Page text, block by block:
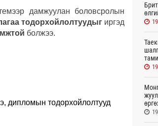
дамжуулан боловсролын
тодорхойлолтуудыгиргэд
болжээ.
дипломын тодорхойлолтууд